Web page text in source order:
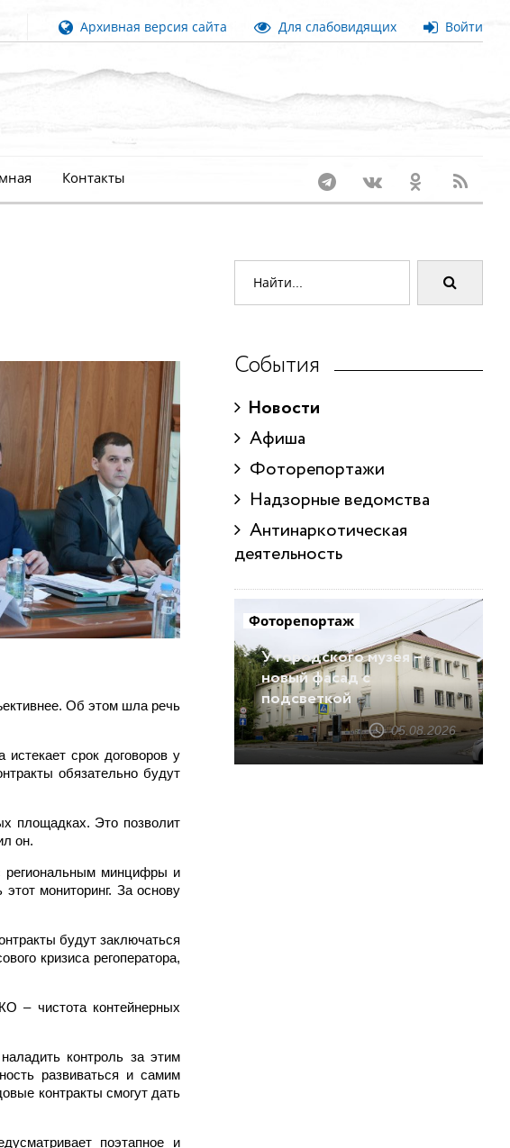
Архивная версия сайта Для слабовидящих Войти
Контакты
Об этом шла речь
истекает срок договоров у
обязательно будут
площадках. Это позволит
он.
региональным минцифры и
мониторинг. За основу
будут заключаться
кризиса регоператора,
– чистота контейнерных
контроль за этим
развиваться и самим
контракты смогут дать
поэтапное и
События
Новости
Афиша
Фоторепортажи
Надзорные ведомства
Антинаркотическая
деятельность
Фоторепортаж
У городского музея –
новый фасад с
подсветкой
05.08.2026